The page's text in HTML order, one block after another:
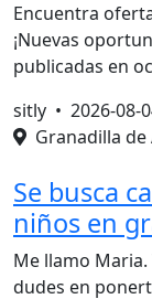
Encuentra
¡Nuevas
publicadas en
sitly • 2026-08-
Granadilla de
Se busca
niños en
Me llamo Maria.
dudes en